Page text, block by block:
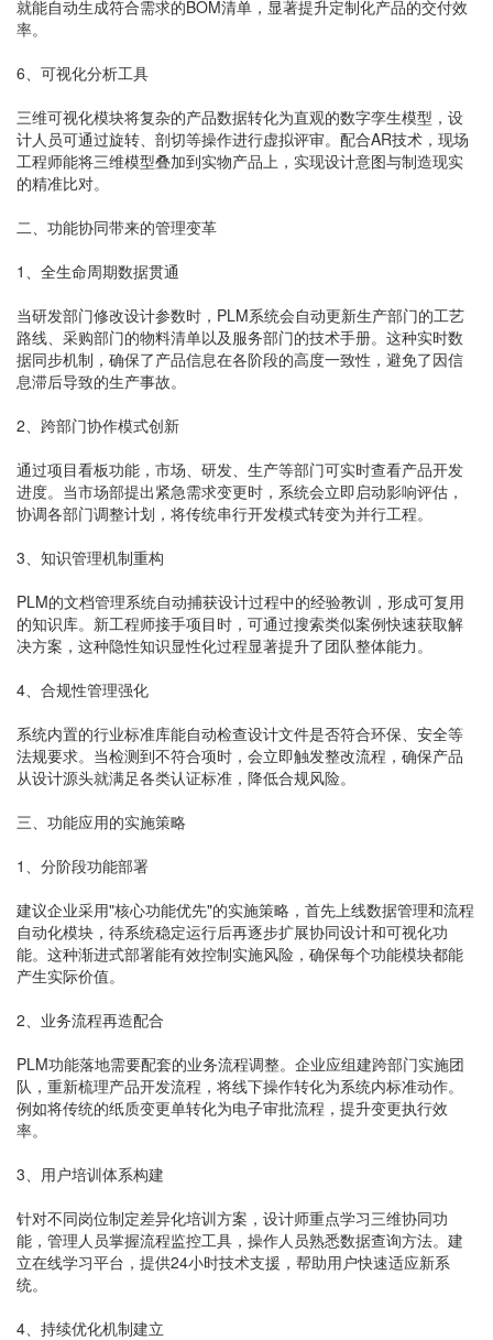
就能自动生成符合需求的BOM清单，显著提升定制化产品的交付效
率。
6、可视化分析工具
三维可视化模块将复杂的产品数据转化为直观的数字孪生模型，设
计人员可通过旋转、剖切等操作进行虚拟评审。配合AR技术，现场
工程师能将三维模型叠加到实物产品上，实现设计意图与制造现实
的精准比对。
二、功能协同带来的管理变革
1、全生命周期数据贯通
当研发部门修改设计参数时，PLM系统会自动更新生产部门的工艺
路线、采购部门的物料清单以及服务部门的技术手册。这种实时数
据同步机制，确保了产品信息在各阶段的高度一致性，避免了因信
息滞后导致的生产事故。
2、跨部门协作模式创新
通过项目看板功能，市场、研发、生产等部门可实时查看产品开发
进度。当市场部提出紧急需求变更时，系统会立即启动影响评估，
协调各部门调整计划，将传统串行开发模式转变为并行工程。
3、知识管理机制重构
PLM的文档管理系统自动捕获设计过程中的经验教训，形成可复用
的知识库。新工程师接手项目时，可通过搜索类似案例快速获取解
决方案，这种隐性知识显性化过程显著提升了团队整体能力。
4、合规性管理强化
系统内置的行业标准库能自动检查设计文件是否符合环保、安全等
法规要求。当检测到不符合项时，会立即触发整改流程，确保产品
从设计源头就满足各类认证标准，降低合规风险。
三、功能应用的实施策略
1、分阶段功能部署
建议企业采用"核心功能优先"的实施策略，首先上线数据管理和流程
自动化模块，待系统稳定运行后再逐步扩展协同设计和可视化功
能。这种渐进式部署能有效控制实施风险，确保每个功能模块都能
产生实际价值。
2、业务流程再造配合
PLM功能落地需要配套的业务流程调整。企业应组建跨部门实施团
队，重新梳理产品开发流程，将线下操作转化为系统内标准动作。
例如将传统的纸质变更单转化为电子审批流程，提升变更执行效
率。
3、用户培训体系构建
针对不同岗位制定差异化培训方案，设计师重点学习三维协同功
能，管理人员掌握流程监控工具，操作人员熟悉数据查询方法。建
立在线学习平台，提供24小时技术支援，帮助用户快速适应新系
统。
4、持续优化机制建立